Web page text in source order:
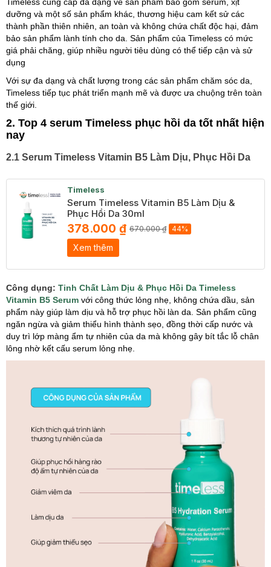
dưỡng và một số sản phẩm khác, thương hiệu cam kết sử các
thành phần thiên nhiên, an toàn và không chứa chất độc hại, đảm
bảo sản phẩm lành tính cho da. Sản phẩm của Timeless có mức
giá phải chăng, giúp nhiều người tiêu dùng có thể tiếp cận và sử
dụng
Với sự đa dạng và chất lượng trong các sản phẩm chăm sóc da,
Timeless tiếp tục phát triển mạnh mẽ và được ưa chuộng trên toàn
thế giới.
2. Top 4 serum Timeless phục hồi da tốt nhất hiện
nay
2.1 Serum Timeless Vitamin B5 Làm Dịu, Phục Hồi Da
Timeless
Serum Timeless Vitamin B5 Làm Dịu &
Phục Hồi Da 30ml
378.000 ₫ 670.000 ₫ 44%
Xem thêm
Công dụng: Tinh Chất Làm Dịu & Phục Hồi Da Timeless
Vitamin B5 Serum với công thức lỏng nhẹ, không chứa dầu, sản
phẩm này giúp làm dịu và hỗ trợ phục hồi làn da. Sản phẩm cũng
ngăn ngừa và giảm thiểu hình thành sẹo, đồng thời cấp nước và
duy trì lớp màng ẩm tự nhiên của da mà không gây bít tắc lỗ chân
lông nhờ kết cấu serum lỏng nhẹ.